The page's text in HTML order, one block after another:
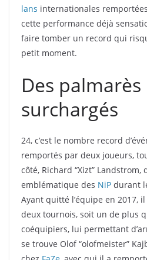
lans internationales
cette performance déjà
faire tomber un record qui
petit moment.
Des palmarès
surchargés
24, c’est le nombre record
remportés par deux joueurs,
côté, Richard “Xizt”
emblématique des NiP durant
Ayant quitté l’équipe en 2017,
deux tournois, soit un de plus
coéquipiers, lui permettant
se trouve Olof “olofmeister”